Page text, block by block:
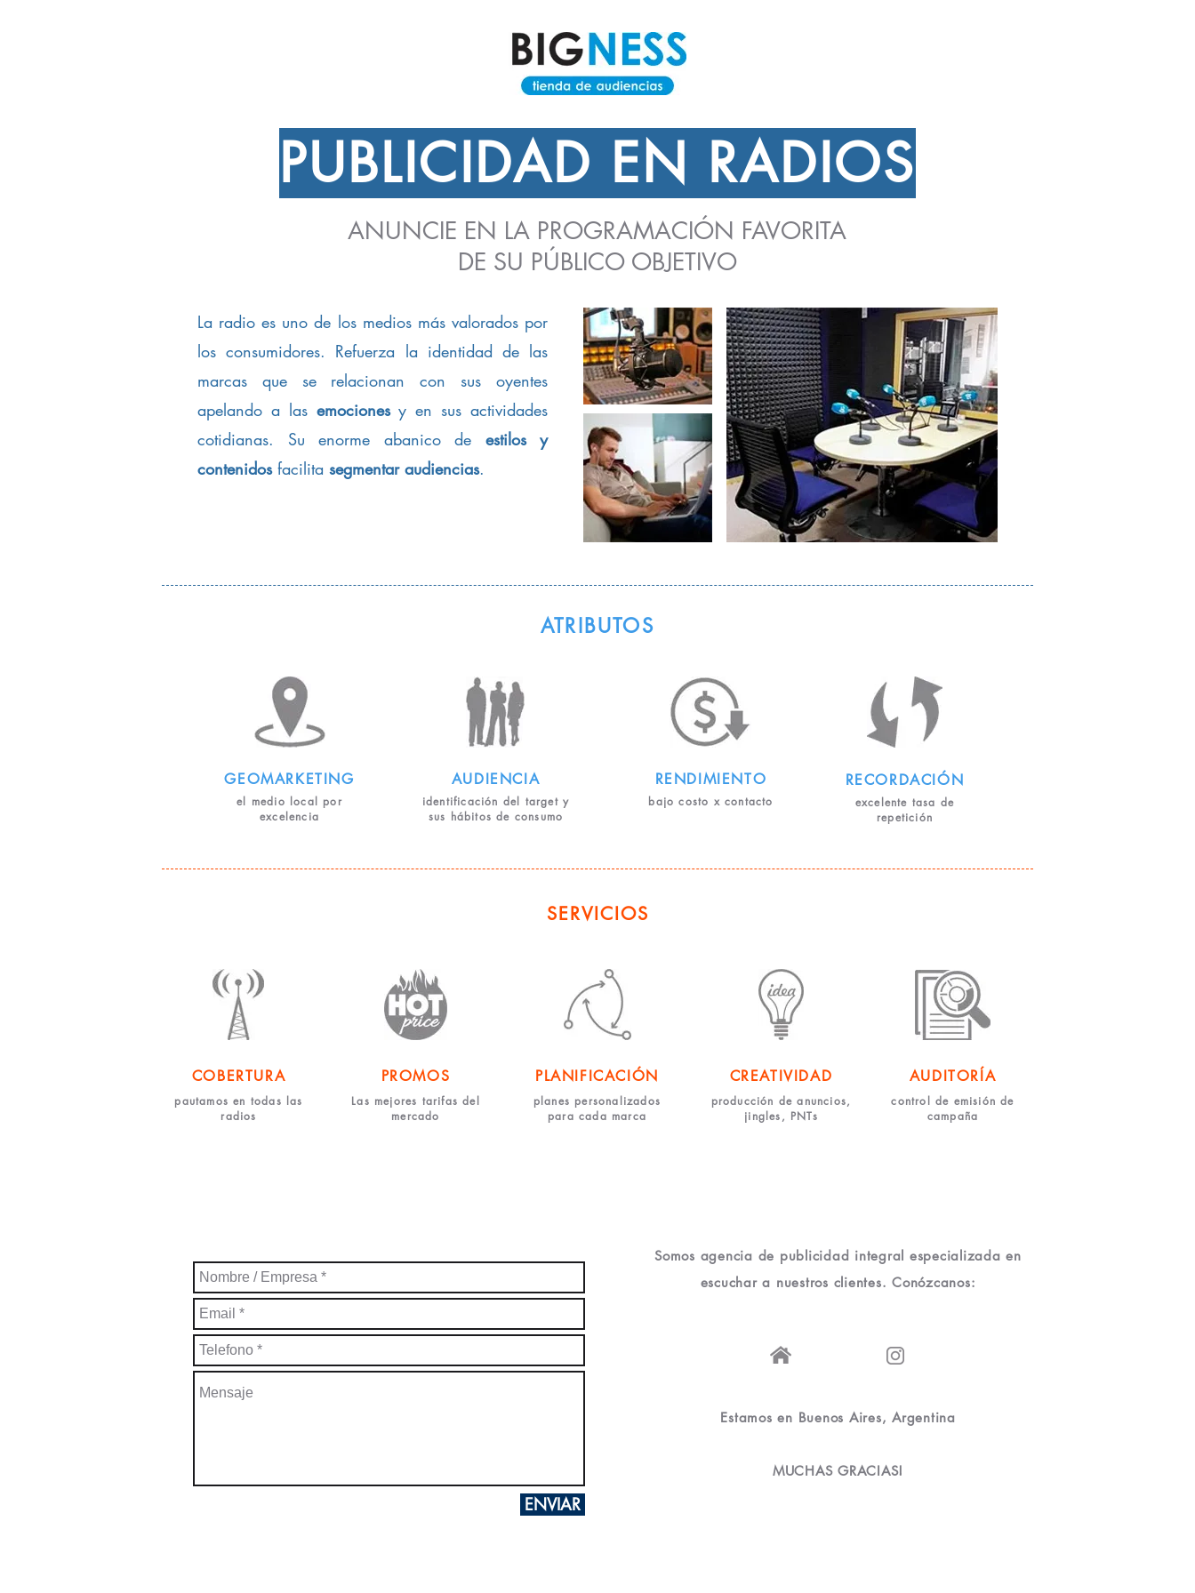
PUBLICIDAD EN RADIOS
ANUNCIE EN LA PROGRAMACIÓN FAVORITA
DE SU PÚBLICO OBJETIVO
La radio es uno de los medios más valorados por
los consumidores. Refuerza la identidad de las
marcas que se relacionan con sus oyentes
apelando a las emocionesy en sus actividades
cotidianas. Su enorme abanico de estilos y
contenidos facilita segmentar audiencias.
ATRIBUTOS
GEOMARKETING
el medio local por
excelencia
AUDIENCIA
identificación del target y
sus hábitos de consumo
RENDIMIENTO
bajo costo x contacto
RECORDACIÓN
excelente tasa de
repetición
SERVICIOS
COBERTURA
pautamos en todas las
radios
PROMOS
Las mejores tarifas del
mercado
PLANIFICACIÓN
planes personalizados
para cada marca
CREATIVIDAD
producción de anuncios,
jingles, PNTs
AUDITORÍA
control de emisión de
campaña
Somos agencia de publicidad integral especializada en
escuchar a nuestros clientes. Conózcanos:
Estamos en Buenos Aires, Argentina
MUCHAS GRACIAS!
ENVIAR